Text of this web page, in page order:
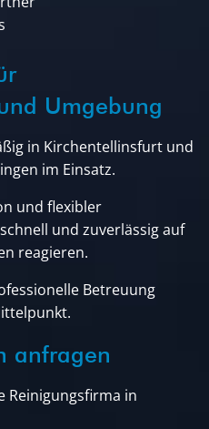
Umgebung
in Kirchentellinsfurt und
im Einsatz.
und flexibler
und zuverlässig auf
reagieren.
Betreuung
anfragen
Reinigungsfirma in